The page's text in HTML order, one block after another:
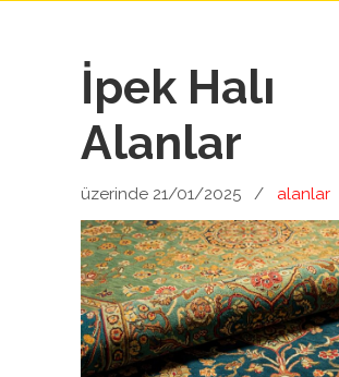
İpek Halı
Alanlar
üzerinde 21/01/2025 / alanlar